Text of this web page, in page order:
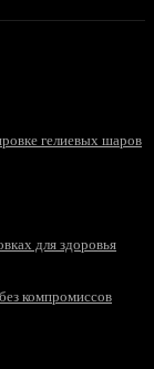
гелиевых шаров
для здоровья
компромиссов